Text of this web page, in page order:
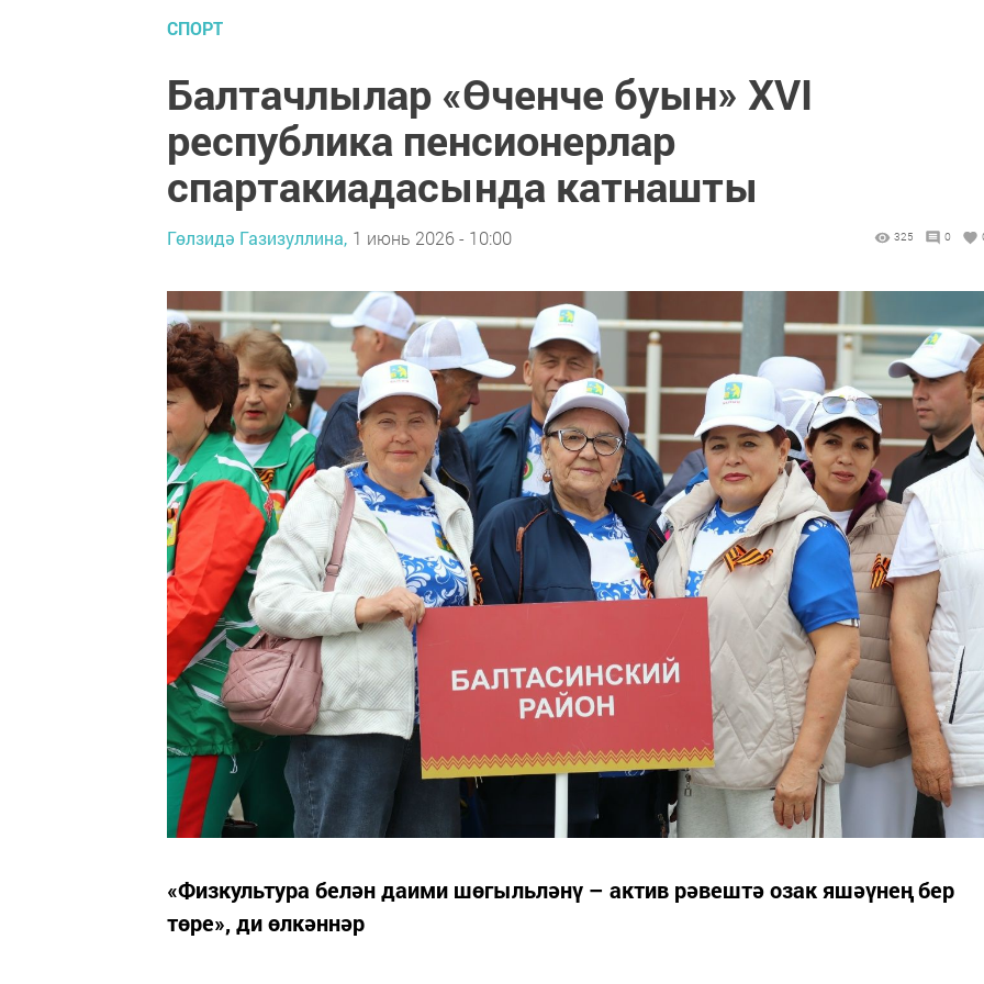
СПОРТ
Балтачлылар «Өченче буын» XVI
республика пенсионерлар
спартакиадасында катнашты
Гөлзидә Газизуллина, 1 июнь 2026 - 10:00 325 0
«Физкультура белән даими шөгыльләнү – актив рәвештә озак яшәүнең бер
төре», ди өлкәннәр